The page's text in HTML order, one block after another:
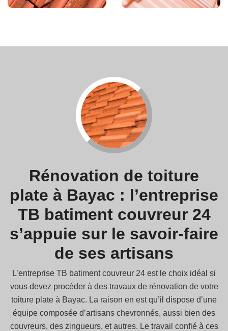
Rénovation de toiture
plate à Bayac : l’entreprise
TB batiment couvreur 24
s’appuie sur le savoir-faire
de ses artisans
L’entreprise TB batiment couvreur 24 est le choix idéal si
vous devez procéder à des travaux de rénovation de votre
toiture plate à Bayac. La raison en est qu’il dispose d’une
équipe composée d’artisans chevronnés, aussi bien des
couvreurs, des zingueurs, et autres. Le travail confié à ces